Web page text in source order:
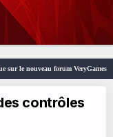
sur le nouveau forum VeryGames
contrôles